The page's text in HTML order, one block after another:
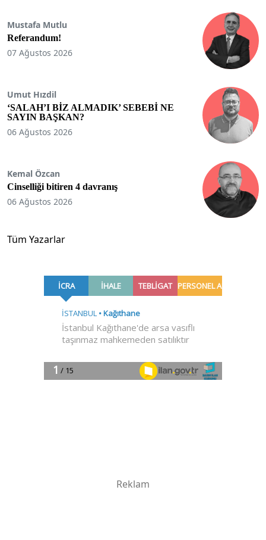
Mustafa Mutlu
Referandum!
07 Ağustos 2026
Umut Hızdil
‘SALAH’I BİZ ALMADIK’ SEBEBİ NE
SAYIN BAŞKAN?
06 Ağustos 2026
Kemal Özcan
Cinselliği bitiren 4 davranış
06 Ağustos 2026
Tüm Yazarlar